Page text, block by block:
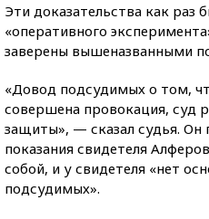
Эти доказательства как раз
«оперативного
заверены вышеназванными
«Довод подсудимых о том,
совершена провокация, суд
защиты», — сказал судья.
показания свидетеля
собой, и у свидетеля «нет
подсудимых».